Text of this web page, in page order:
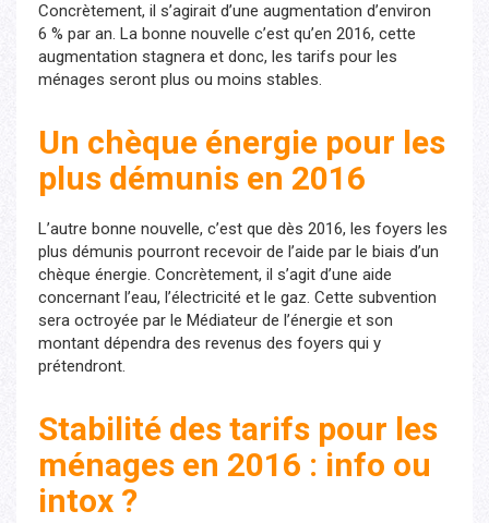
Concrètement, il s’agirait d’une augmentation d’environ
6 % par an. La bonne nouvelle c’est qu’en 2016, cette
augmentation stagnera et donc, les tarifs pour les
ménages seront plus ou moins stables.
Un chèque énergie pour les
plus démunis en 2016
L’autre bonne nouvelle, c’est que dès 2016, les foyers les
plus démunis pourront recevoir de l’aide par le biais d’un
chèque énergie. Concrètement, il s’agit d’une aide
concernant l’eau, l’électricité et le gaz. Cette subvention
sera octroyée par le Médiateur de l’énergie et son
montant dépendra des revenus des foyers qui y
prétendront.
Stabilité des tarifs pour les
ménages en 2016 : info ou
intox ?